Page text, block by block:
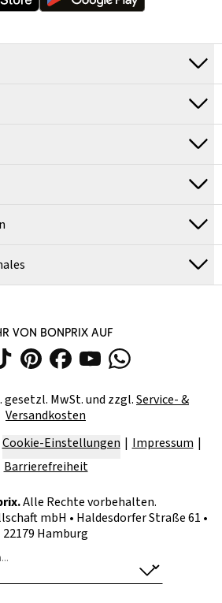
VON BONPRIX AUF
MwSt. und zzgl.Service- &
Versandkosten
Cookie-Einstellungen
Impressum
Barrierefreiheit
Alle Rechte vorbehalten.
mbH • Haldesdorfer Straße 61 •
22179 Hamburg